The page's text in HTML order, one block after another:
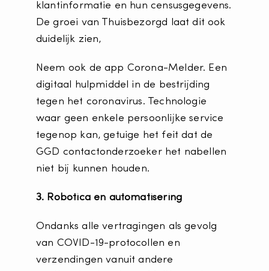
klantinformatie en hun censusgegevens.
De groei van Thuisbezorgd laat dit ook
duidelijk zien,
Neem ook de app Corona-Melder. Een
digitaal hulpmiddel in de bestrijding
tegen het coronavirus. Technologie
waar geen enkele persoonlijke service
tegenop kan, getuige het feit dat de
GGD contactonderzoeker het nabellen
niet bij kunnen houden.
3. Robotica en automatisering
Ondanks alle vertragingen als gevolg
van COVID-19-protocollen en
verzendingen vanuit andere